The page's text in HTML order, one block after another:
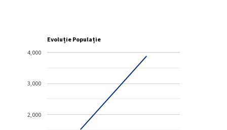
Evoluție Populație
2,000
3,000
4,000